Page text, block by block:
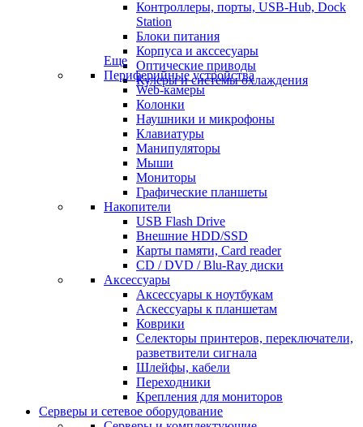
Контроллеры, порты, USB-Hub, Dock
Station
Блоки питания
Корпуса и акссесуары
Оптические приводы
Кулеры и системы охлаждения
Еще
Периферийные устройства
Web-камеры
Колонки
Наушники и микрофоны
Клавиатуры
Манипуляторы
Мыши
Мониторы
Графические планшеты
Накопители
USB Flash Drive
Внешние HDD/SSD
Карты памяти, Card reader
CD / DVD / Blu-Ray диски
Аксессуары
Аксессуары к ноутбукам
Аскессуары к планшетам
Коврики
Селекторы принтеров, переключатели,
разветвители сигнала
Шлейфы, кабели
Переходники
Крепления для мониторов
Серверы и сетевое оборудование